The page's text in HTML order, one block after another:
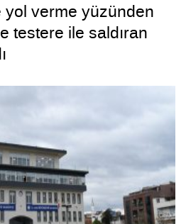
yol verme yüzünden
testere ile saldıran